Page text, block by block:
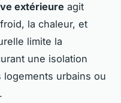
extérieure agit
la chaleur, et
limite la
une isolation
urbains ou